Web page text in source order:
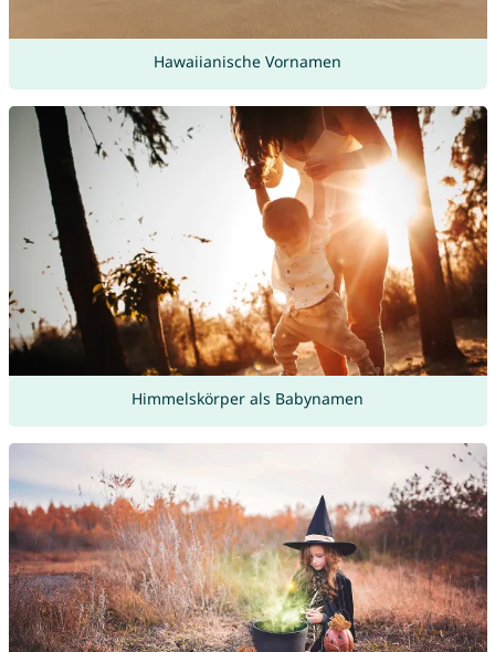
Hawaiianische Vornamen
Himmelskörper als Babynamen